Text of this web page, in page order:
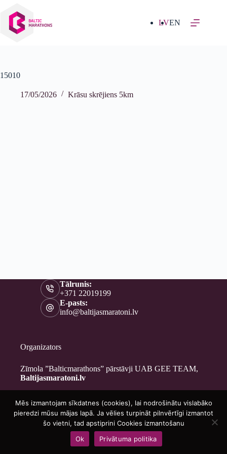
saturu
LVEN
15010
17/05/2026 Krāsu skrējiens 5km
Tālrunis:
+371 22019199
E-pasts:
info@baltijasmaratoni.lv
Organizators
Zīmola ”Balticmarathons” pārstāvji UAB GEE TEAM,
Baltijasmaratoni.lv
Kontakti
Par mums
Brīvprātīgajiem
Privātuma politika
Copyright © 2026 - Baltijasmaratoni.lv
Mēs izmantojam sīkdatnes (cookies), lai nodrošinātu vislabāko
pieredzi mūsu mājas lapā. Ja vēlies turpināt pilnvērtīgi izmantot
šo vietni, tad apstiprini Cookies izmantošanu
Ok
Privātuma politika